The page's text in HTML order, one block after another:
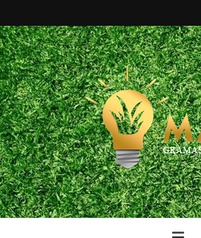
Maxx
Blog